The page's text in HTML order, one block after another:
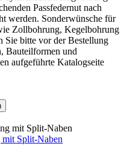
Passfedernut nach
werden. Sonderwünsche für
Zollbohrung, Kegelbohrung
Sie bitte vor der Bestellung
Bauteilformen und
aufgeführte Katalogseite
Split-Naben